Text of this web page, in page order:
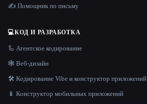
✍️ Помощник по письму
💻КОД И РАЗРАБОТКА
🦾 Агентское кодирование
🕸 Веб-дизайн
🛠️ Кодирование Vibe и конструктор приложений
📱 Конструктор мобильных приложений